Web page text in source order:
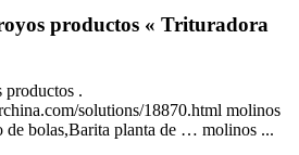
productos « Trituradora
productos .
solutions/18870.html molinos
de bolas,Barita planta de … molinos ...